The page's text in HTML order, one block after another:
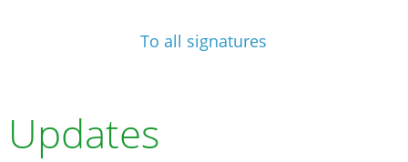
To all signatures
Updates